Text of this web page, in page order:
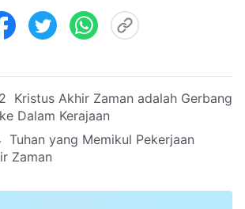
Kristus Akhir Zaman adalah Gerbang
Dalam Kerajaan
Tuhan yang Memikul Pekerjaan
Zaman